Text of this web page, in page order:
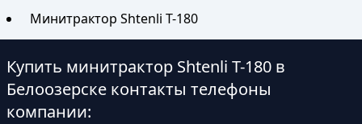
Минитрактор Shtenli T-180
Купить минитрактор Shtenli T-180 в
Белоозерске контакты телефоны
компании: